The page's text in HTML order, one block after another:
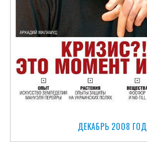
ДЕКАБРЬ 2008 ГОД